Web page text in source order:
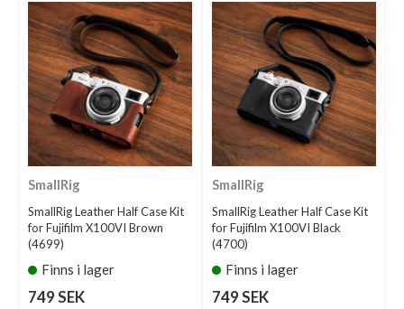
SmallRig
SmallRig Leather Half Case Kit
for Fujifilm X100VI Brown
(4699)
Finns i lager
749 SEK
SmallRig
SmallRig Leather Half Case Kit
for Fujifilm X100VI Black
(4700)
Finns i lager
749 SEK